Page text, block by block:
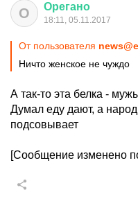
О Орегано
18:11, 05.11.2017
От пользователя
Ничто женское не чуждо
А так-то эта белка -
Думал еду дают, а
подсовывает
[Сообщение изменено